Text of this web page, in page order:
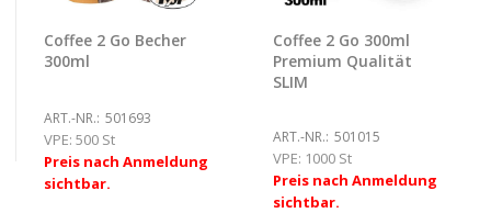
Coffee 2 Go Becher
300ml
ART.-NR.: 501693
VPE: 500 St
Preis nach Anmeldung
sichtbar.
Coffee 2 Go 300ml
Premium Qualität
SLIM
ART.-NR.: 501015
VPE: 1000 St
Preis nach Anmeldung
sichtbar.